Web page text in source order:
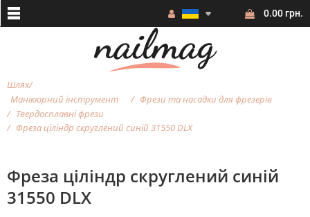
0.00 грн.
Шлях
Манікюрний інструмент
Фрези та насадки для фрезерiв
Твердосплавні фрези
Фреза ціліндр скруглений синій 31550 DLX
Фреза ціліндр скруглений синій
31550 DLX